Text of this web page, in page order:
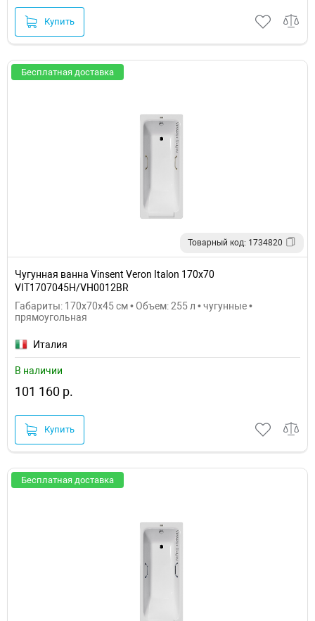
Купить
Бесплатная доставка
Товарный код: 1734820
Чугунная ванна Vinsent Veron Italon 170x70
VIT1707045H/VH0012BR
Габариты: 170x70x45 см • Объем: 255 л • чугунные •
прямоугольная
Италия
В наличии
101 160 р.
Купить
Бесплатная доставка